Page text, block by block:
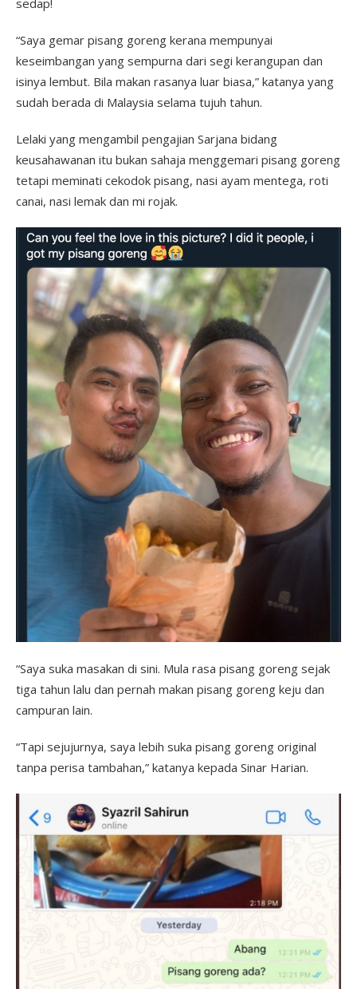
“Saya gemar pisang goreng kerana mempunyai
keseimbangan yang sempurna dari segi kerangupan dan
isinya lembut. Bila makan rasanya luar biasa,” katanya yang
sudah berada di Malaysia selama tujuh tahun.
Lelaki yang mengambil pengajian Sarjana bidang
keusahawanan itu bukan sahaja menggemari pisang goreng
tetapi meminati cekodok pisang, nasi ayam mentega, roti
canai, nasi lemak dan mi rojak.
“Saya suka masakan di sini. Mula rasa pisang goreng sejak
tiga tahun lalu dan pernah makan pisang goreng keju dan
campuran lain.
“Tapi sejujurnya, saya lebih suka pisang goreng original
tanpa perisa tambahan,” katanya kepada Sinar Harian.